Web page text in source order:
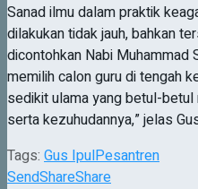
Sanad ilmu dalam praktik
dilakukan tidak jauh, bahkan
dicontohkan Nabi Muhammad
memilih calon guru di tengah
sedikit ulama yang betul-
serta kezuhudannya,” jelas
Tags: Gus IpulPesantren
SendShareShare